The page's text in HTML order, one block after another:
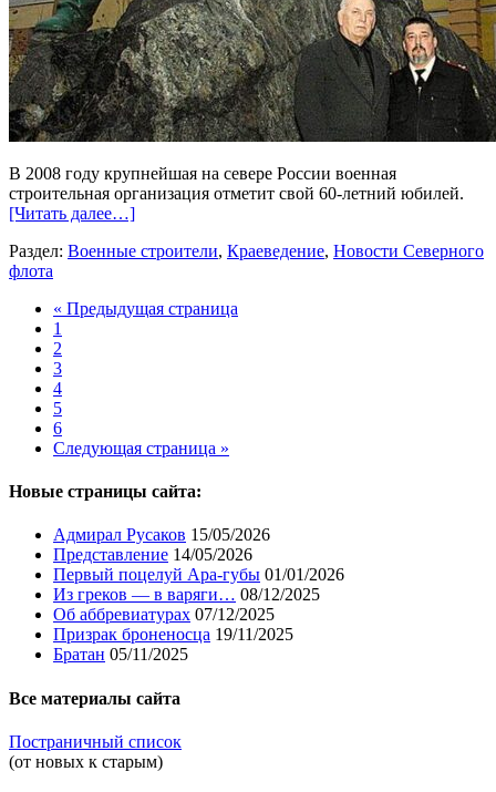
В 2008 году крупнейшая на севере России военная
строительная организация отметит свой 60-летний юбилей.
[Читать далее…]
Раздел: Военные строители, Краеведение, Новости Северного
флота
« Предыдущая страница
1
2
3
4
5
6
Следующая страница »
Новые страницы сайта:
Адмирал Русаков 15/05/2026
Представление 14/05/2026
Первый поцелуй Ара-губы 01/01/2026
Из греков — в варяги… 08/12/2025
Об аббревиатурах 07/12/2025
Призрак броненосца 19/11/2025
Братан 05/11/2025
Все материалы сайта
Постраничный список
(от новых к старым)